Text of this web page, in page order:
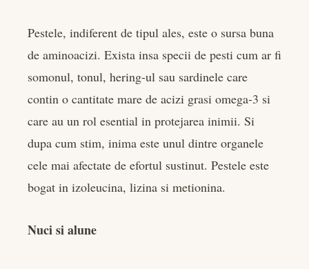
Pestele, indiferent de tipul ales, este o sursa buna
de aminoacizi. Exista insa specii de pesti cum ar fi
somonul, tonul, hering-ul sau sardinele care
contin o cantitate mare de acizi grasi omega-3 si
care au un rol esential in protejarea inimii. Si
dupa cum stim, inima este unul dintre organele
cele mai afectate de efortul sustinut. Pestele este
bogat in izoleucina, lizina si metionina.
Nuci si alune